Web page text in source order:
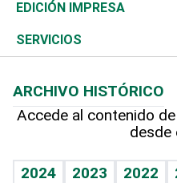
Resto del mundo
Global y variable
Economía personal
Novedades
Podcast Arte Libre
Hablando con el pediatra
Vida y familia
Olimpismo
Más deportes
Línea de hit
TBT Deportivo
El Espía
Noticiero Poteleche
Lecturas
Martes de tecnología
Cambio climático
Deportes
Opinión
Hecho en casa
Guía del dinero
EDICIÓN IMPRESA
SERVICIOS
Cumpleaños
Horóscopos
ARCHIVO HISTÓRICO
Accede al contenido
desde
2024 2023 2022